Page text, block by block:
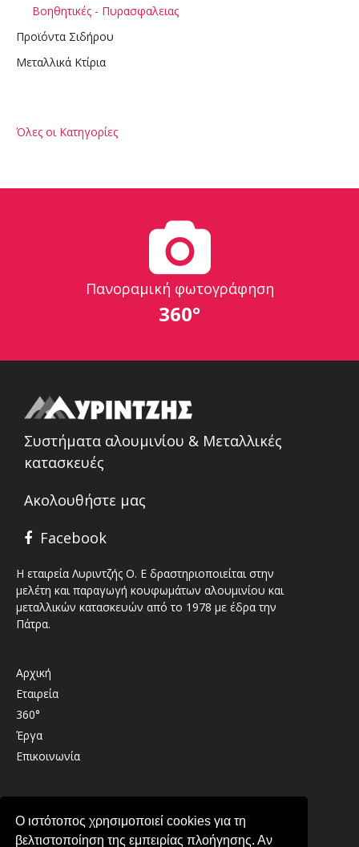
Ο ιστότοπος χρησιμοποιεί cookies για τη
βελτιστοποίηση της εμπειρίας πλοήγησης. Αν
Βοηθητικές - Πυρασφαλειας
Προϊόντα Σιδήρου
Μεταλλικά Κτίρια
Όλες οι Κατηγορίες
Πανοραμική φωτογράφηση
360°
Συστήματα αλουμινίου & Μεταλλικές
κατασκευές
Ακολουθήστε μας
Facebook
Η εταιρεία Λυριντζής Ο. Ε δραστηριοποιείται στην
μελέτη και παραγωγή κουφωμάτων αλουμινίου και
μεταλλικών κατασκευών από το 1978 με έδρα την
Πάτρα.
Αρχική
Εταιρεία
360°
Έργα
Επικοινωνία
2610 439489
info@lirintzis.gr